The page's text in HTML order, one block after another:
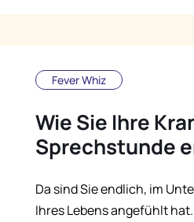
Fever Whiz
Wie Sie Ihre
Sprechstunde
Da sind Sie endlich, im
Ihres Lebens angefühlt